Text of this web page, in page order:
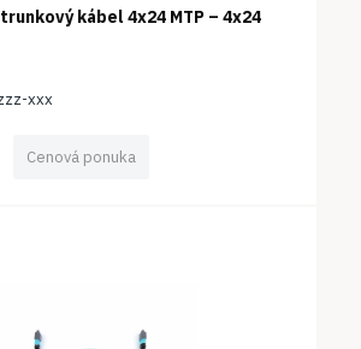
kábel 4x24 MTP – 4x24
xxx
Cenová ponuka